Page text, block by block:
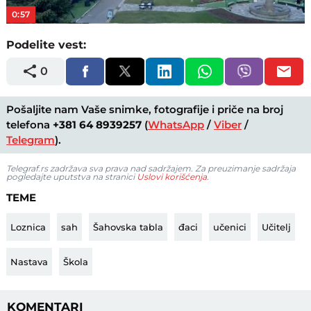
0:57
Podelite vest:
0
Pošaljite nam Vaše snimke, fotografije i priče na broj
telefona +381 64 8939257 (WhatsApp /Viber /
Telegram).
Telegraf.rs zadržava sva prava nad sadržajem. Za preuzimanje sadržaja
pogledajte uputstva na stranici Uslovi korišćenja.
TEME
Loznica sah Šahovska tabla đaci učenici Učitelj
Nastava Škola
KOMENTARI